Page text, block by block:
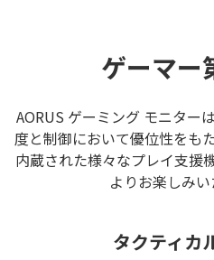
ゲーマー
AORUS ゲーミング モニター
度と制御において優位性をも
内蔵された様々なプレイ支援
よりお楽しみい
タクティカ